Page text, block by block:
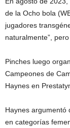
de la Ocho bola
jugadores
naturalmente”,
Pinches luego
Campeones de
Haynes en
Haynes argumentó
en categorías